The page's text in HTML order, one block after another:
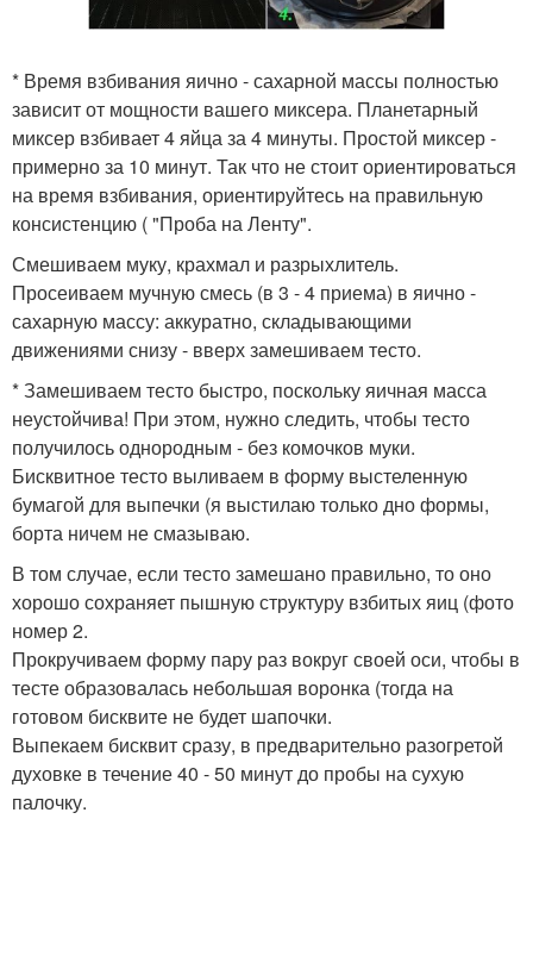
* Время взбивания яично - сахарной массы полностью
зависит от мощности вашего миксера. Планетарный
миксер взбивает 4 яйца за 4 минуты. Простой миксер -
примерно за 10 минут. Так что не стоит ориентироваться
на время взбивания, ориентируйтесь на правильную
консистенцию ( "Проба на Ленту".
Смешиваем муку, крахмал и разрыхлитель.
Просеиваем мучную смесь (в 3 - 4 приема) в яично -
сахарную массу: аккуратно, складывающими
движениями снизу - вверх замешиваем тесто.
* Замешиваем тесто быстро, поскольку яичная масса
неустойчива! При этом, нужно следить, чтобы тесто
получилось однородным - без комочков муки.
Бисквитное тесто выливаем в форму выстеленную
бумагой для выпечки (я выстилаю только дно формы,
борта ничем не смазываю.
В том случае, если тесто замешано правильно, то оно
хорошо сохраняет пышную структуру взбитых яиц (фото
номер 2.
Прокручиваем форму пару раз вокруг своей оси, чтобы в
тесте образовалась небольшая воронка (тогда на
готовом бисквите не будет шапочки.
Выпекаем бисквит сразу, в предварительно разогретой
духовке в течение 40 - 50 минут до пробы на сухую
палочку.